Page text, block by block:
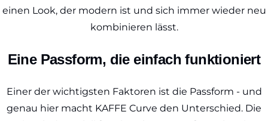
einen Look, der modern ist und sich immer wieder neu
kombinieren lässt.
Eine Passform, die einfach funktioniert
Einer der wichtigsten Faktoren ist die Passform - und
genau hier macht KAFFE Curve den Unterschied. Die